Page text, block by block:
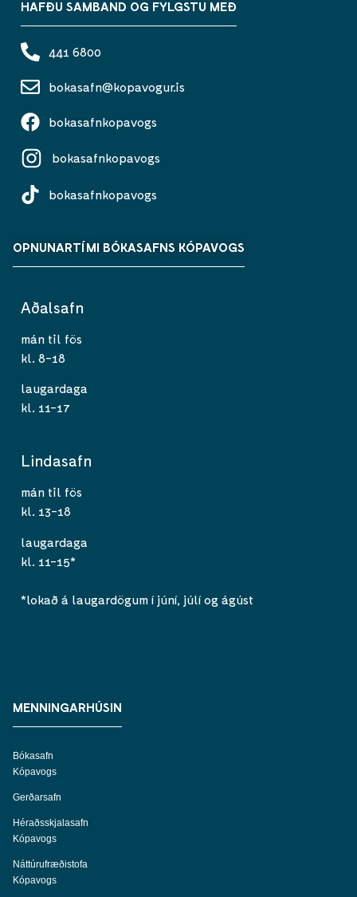
HAFÐU SAMBAND OG FYLGSTU MEÐ
441 6800
bokasafn@kopavogur.is
bokasafnkopavogs
bokasafnkopavogs
bokasafnkopavogs
OPNUNARTÍMI BÓKASAFNS KÓPAVOGS
Aðalsafn
mán til fös
kl. 8-18
laugardaga
kl. 11-17
Lindasafn
mán til fös
kl. 13-18
laugardaga
kl. 11-15*
*lokað á laugardögum í júní, júlí og ágúst
MENNINGARHÚSIN
Bókasafn
Kópavogs
Gerðarsafn
Héraðsskjalasafn
Kópavogs
Náttúrufræðistofa
Kópavogs